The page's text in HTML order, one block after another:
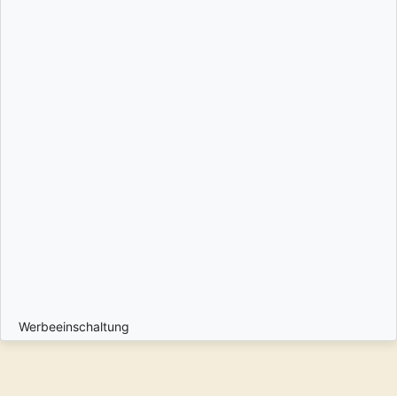
Werbeeinschaltung